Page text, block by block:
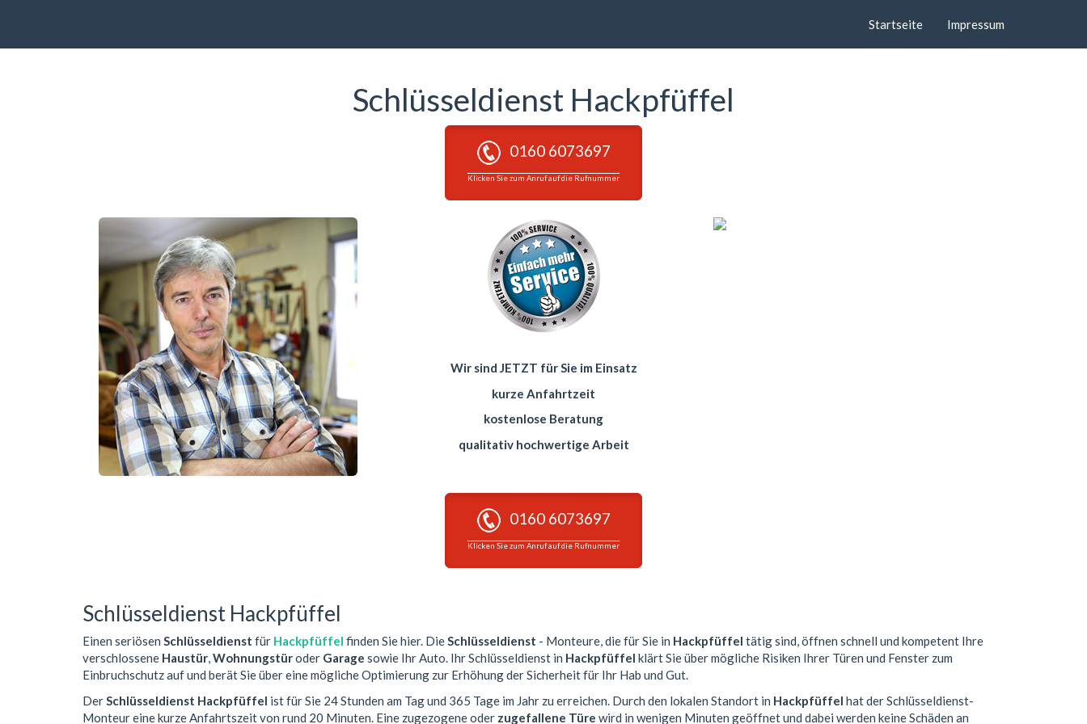
Startseite Impressum
Schlüsseldienst Hackpfüffel
0160 6073697
Klicken Sie zum Anruf auf die Rufnummer
Wir sind JETZT für Sie im Einsatz
kurze Anfahrtzeit
kostenlose Beratung
qualitativ hochwertige Arbeit
0160 6073697
Klicken Sie zum Anruf auf die Rufnummer
Schlüsseldienst Hackpfüffel
Einen seriösen Schlüsseldienst für Hackpfüffel finden Sie hier. DieSchlüsseldienst - Monteure, die für Sie in Hackpfüffel tätig sind, öffnen schnell und kompetent Ihre
verschlossene Haustür,Wohnungstüroder Garage sowie Ihr Auto. Ihr Schlüsseldienst in Hackpfüffel klärt Sie über mögliche Risiken Ihrer Türen und Fenster zum
Einbruchschutz auf und berät Sie über eine mögliche Optimierung zur Erhöhung der Sicherheit für Ihr Hab und Gut.
DerSchlüsseldienst Hackpfüffel ist für Sie 24 Stunden am Tag und 365 Tage im Jahr zu erreichen. Durch den lokalen Standort in Hackpfüffel hat der Schlüsseldienst-
Monteur eine kurze Anfahrtszeit von rund 20 Minuten. Eine zugezogene oder zugefallene Türe wird in wenigen Minuten geöffnet und dabei werden keine Schäden an